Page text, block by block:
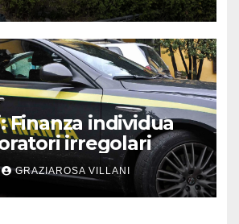
Finanza individua
irregolari
GRAZIAROSA VILLANI